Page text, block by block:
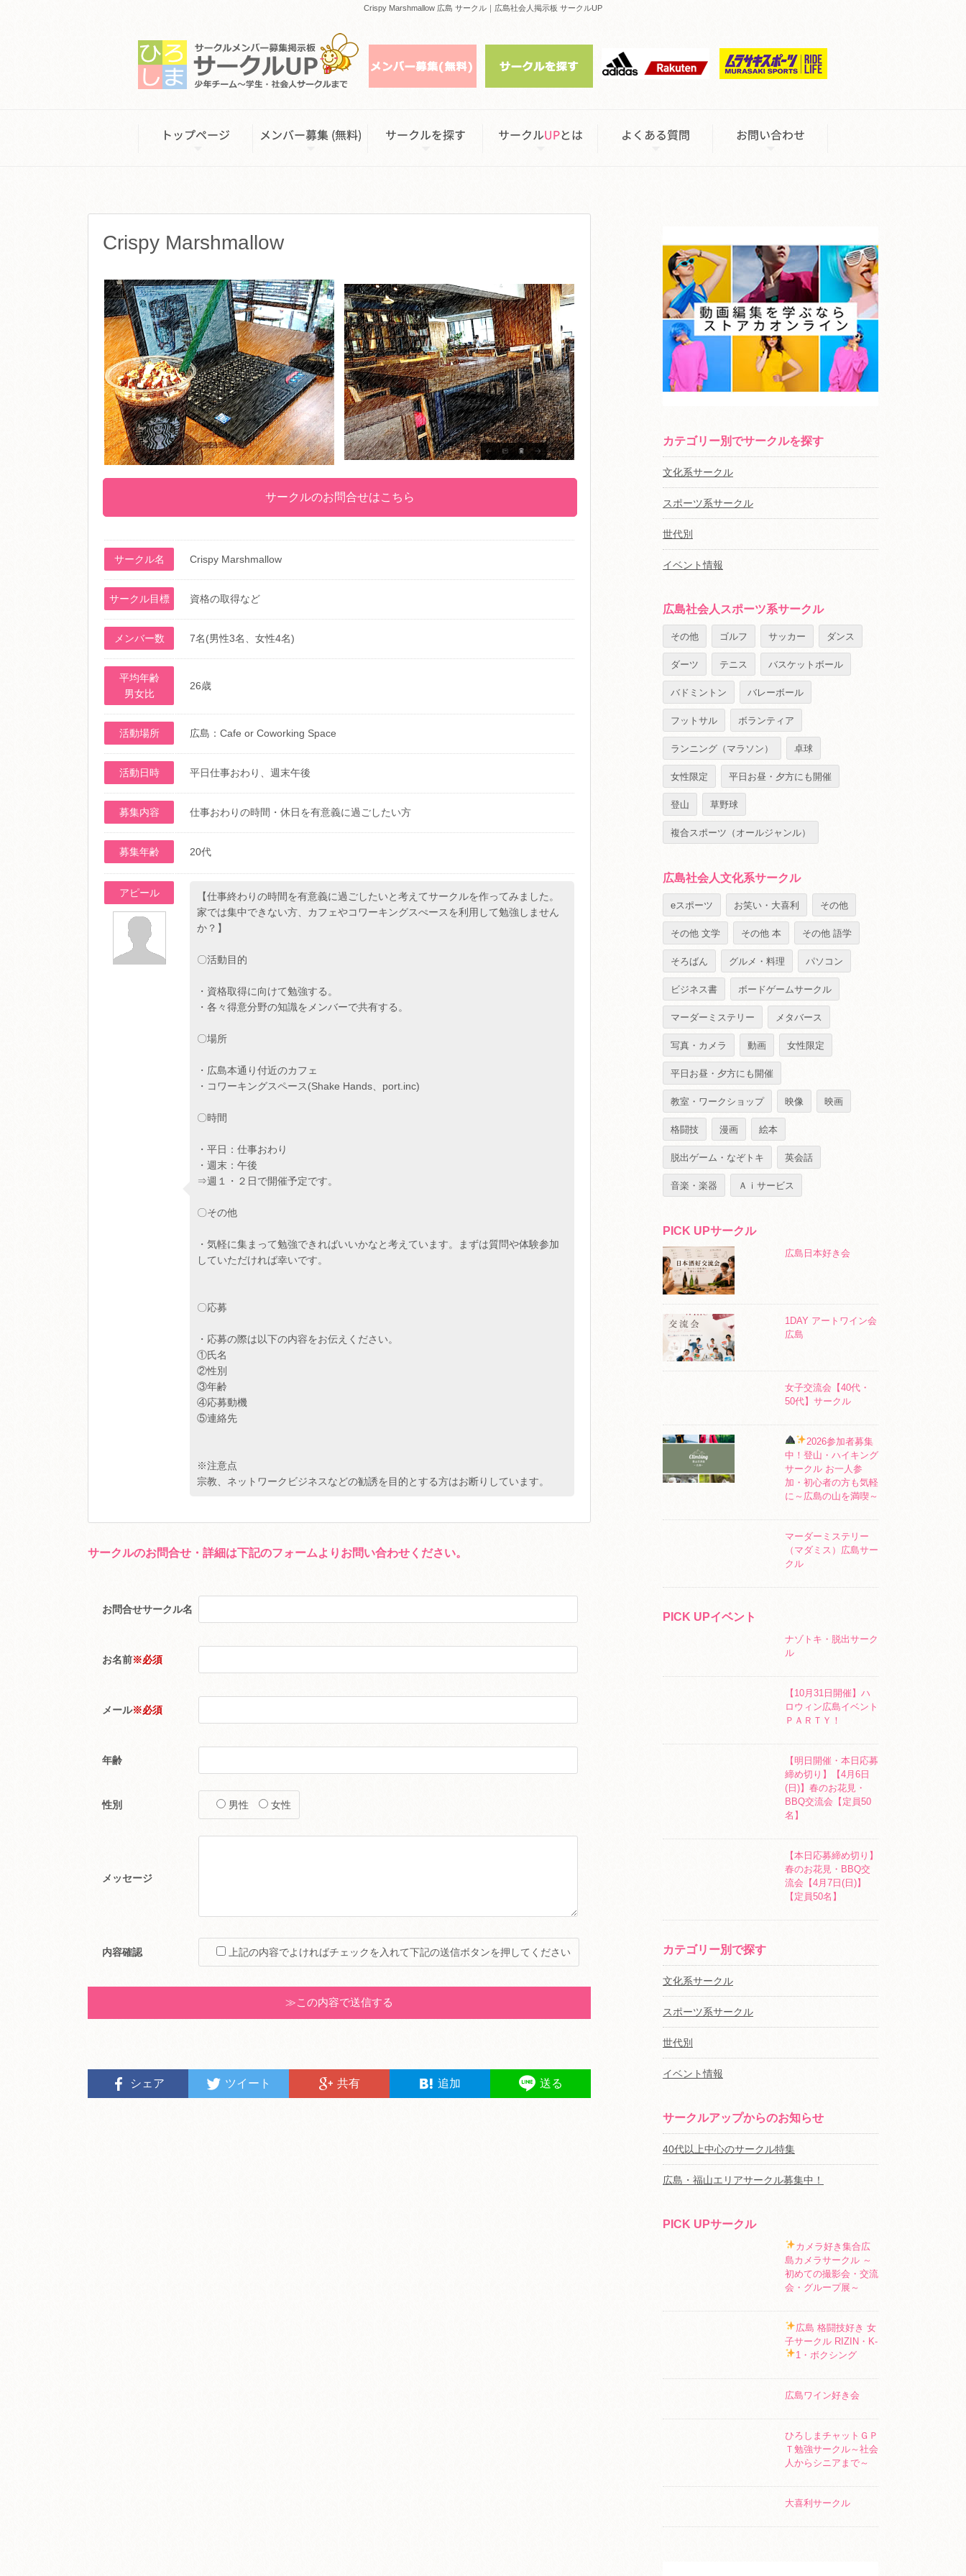
Crispy Marshmallow 広島 サークル｜広島社会人掲示板 サークルUP
カテゴリー別でサークルを探す
文化系サークル
スポーツ系サークル
世代別
イベント情報
広島社会人スポーツ系サークル
その他 ゴルフ サッカー ダンス
ダーツ テニス バスケットボール
バドミントン バレーボール
フットサル ボランティア
ランニング（マラソン） 卓球
女性限定 平日お昼・夕方にも開催
登山 草野球
複合スポーツ（オールジャンル）
広島社会人文化系サークル
eスポーツ お笑い・大喜利 その他
その他 文学 その他 本 その他 語学
そろばん グルメ・料理 パソコン
ビジネス書 ボードゲームサークル
マーダーミステリー メタバース
写真・カメラ 動画 女性限定
平日お昼・夕方にも開催
教室・ワークショップ 映像 映画
格闘技 漫画 絵本
脱出ゲーム・なぞトキ 英会話
音楽・楽器 Ａｉサービス
PICK UPサークル
広島日本好き会
1DAY アートワイン会
広島
女子交流会【40代・
50代】サークル
2026参加者募集
中！登山・ハイキング
サークル お一人参
加・初心者の方も気軽
に～広島の山を満喫～
マーダーミステリー
（マダミス）広島サー
クル
PICK UPイベント
ナゾトキ・脱出サーク
ル
【10月31日開催】ハ
ロウィン広島イベント
ＰＡＲＴＹ！
【明日開催・本日応募
締め切り】【4月6日
(日)】春のお花見・
BBQ交流会【定員50
名】
【本日応募締め切り】
春のお花見・BBQ交
流会【4月7日(日)】
【定員50名】
カテゴリー別で探す
文化系サークル
スポーツ系サークル
世代別
イベント情報
サークルアップからのお知らせ
40代以上中心のサークル特集
広島・福山エリアサークル募集中！
PICK UPサークル
カメラ好き集合広
島カメラサークル ～
初めての撮影会・交流
会・グループ展～
広島 格闘技好き 女
子サークル RIZIN・K-
1・ボクシング
広島ワイン好き会
ひろしまチャットＧＰ
Ｔ勉強サークル～社会
人からシニアまで～
大喜利サークル
Crispy Marshmallow
サークルのお問合せはこちら
サークル名 Crispy Marshmallow
サークル目標 資格の取得など
メンバー数 7名(男性3名、女性4名)
平均年齢
男女比
26歳
活動場所 広島：Cafe or Coworking Space
活動日時 平日仕事おわり、週末午後
募集内容 仕事おわりの時間・休日を有意義に過ごしたい方
募集年齢 20代
アピール
【仕事終わりの時間を有意義に過ごしたいと考えてサークルを作ってみました。
家では集中できない方、カフェやコワーキングスぺースを利用して勉強しません
か？】
〇活動目的
・資格取得に向けて勉強する。
・各々得意分野の知識をメンバーで共有する。
〇場所
・広島本通り付近のカフェ
・コワーキングスペース(Shake Hands、port.inc)
〇時間
・平日：仕事おわり
・週末：午後
⇒週１・２日で開催予定です。
〇その他
・気軽に集まって勉強できればいいかなと考えています。まずは質問や体験参加
していただければ幸いです。
〇応募
・応募の際は以下の内容をお伝えください。
①氏名
②性別
③年齢
④応募動機
⑤連絡先
※注意点
宗教、ネットワークビジネスなどの勧誘を目的とする方はお断りしています。
サークルのお問合せ・詳細は下記のフォームよりお問い合わせください。
お問合せサークル名
お名前※必須
メール※必須
年齢
性別 男性 女性
メッセージ
内容確認 上記の内容でよければチェックを入れて下記の送信ボタンを押してください
Alternative:シェア ツイート 共有 追加 送る